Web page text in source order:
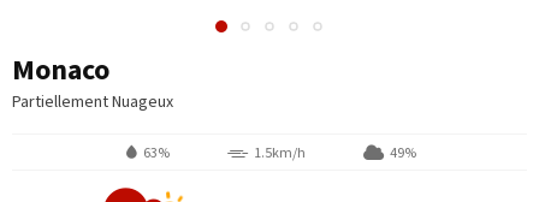
Monaco
Partiellement Nuageux
63% 1.5km/h 49%